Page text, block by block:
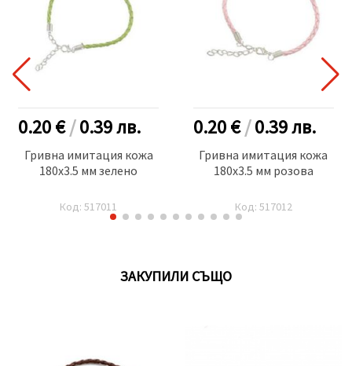
0.20 €/0.39лв.
Гривна имитация кожа
180x3.5 мм зелено
Код: 517011
0.20 €/0.39лв.
Гривна имитация кожа
180x3.5 мм розова
Код: 517012
ЗАКУПИЛИ СЪЩО